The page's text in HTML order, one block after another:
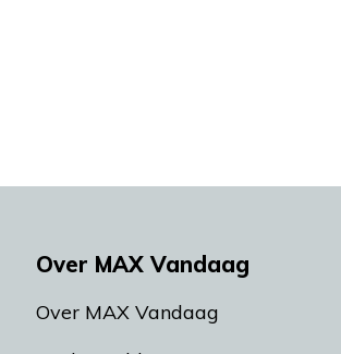
Over MAX Vandaag
Over MAX Vandaag